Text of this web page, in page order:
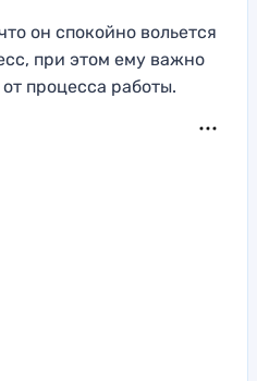
он спокойно вольется
при этом ему важно
процесса работы.